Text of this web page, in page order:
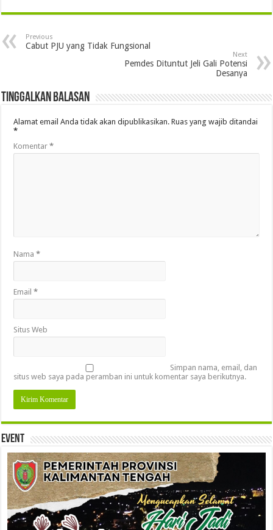
Previous
Cabut PJU yang Tidak Fungsional
Next
Pemdes Dituntut Jeli Gali Potensi
Desanya
Tinggalkan Balasan
Alamat email Anda tidak akan dipublikasikan. Ruas yang wajib ditandai
*
Komentar*
Nama*
Email*
Situs Web
Simpan nama, email, dan
situs web saya pada peramban ini untuk komentar saya berikutnya.
Event